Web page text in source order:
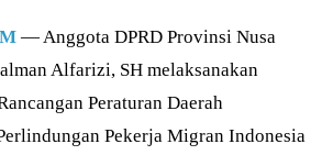
— Anggota DPRD Provinsi Nusa
Alfarizi, SH melaksanakan
Peraturan Daerah
Pekerja Migran Indonesia